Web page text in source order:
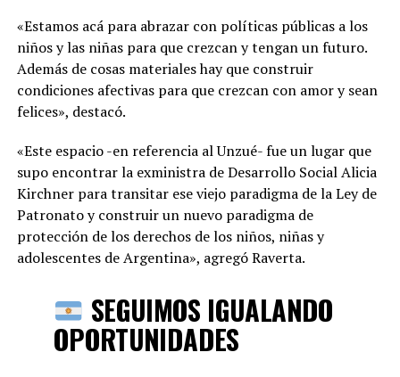
«Estamos acá para abrazar con políticas públicas a los
niños y las niñas para que crezcan y tengan un futuro.
Además de cosas materiales hay que construir
condiciones afectivas para que crezcan con amor y sean
felices», destacó.
«Este espacio -en referencia al Unzué- fue un lugar que
supo encontrar la exministra de Desarrollo Social Alicia
Kirchner para transitar ese viejo paradigma de la Ley de
Patronato y construir un nuevo paradigma de
protección de los derechos de los niños, niñas y
adolescentes de Argentina», agregó Raverta.
SEGUIMOS IGUALANDO
OPORTUNIDADES